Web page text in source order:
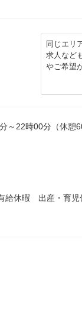
同じエリ
求人など
やご希望
～22時00分（休憩
休暇 出産・育児